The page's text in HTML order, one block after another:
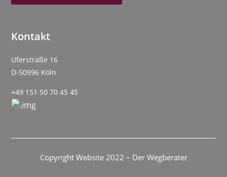
Kontakt
Uferstraße 16
D-50996 Köln
+49 151 50 70 45 45
Copyright Website 2022 – Der Wegberater